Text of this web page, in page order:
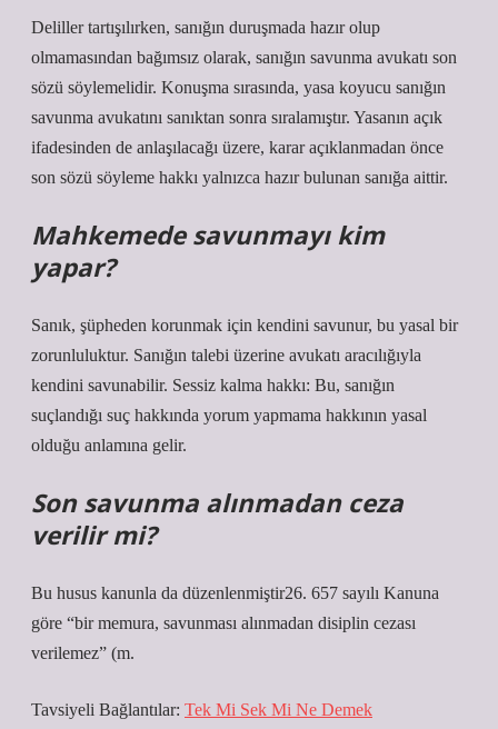
Deliller tartışılırken, sanığın duruşmada hazır olup
olmamasından bağımsız olarak, sanığın savunma avukatı son
sözü söylemelidir. Konuşma sırasında, yasa koyucu sanığın
savunma avukatını sanıktan sonra sıralamıştır. Yasanın açık
ifadesinden de anlaşılacağı üzere, karar açıklanmadan önce
son sözü söyleme hakkı yalnızca hazır bulunan sanığa aittir.
Mahkemede savunmayı kim
yapar?
Sanık, şüpheden korunmak için kendini savunur, bu yasal bir
zorunluluktur. Sanığın talebi üzerine avukatı aracılığıyla
kendini savunabilir. Sessiz kalma hakkı: Bu, sanığın
suçlandığı suç hakkında yorum yapmama hakkının yasal
olduğu anlamına gelir.
Son savunma alınmadan ceza
verilir mi?
Bu husus kanunla da düzenlenmiştir26. 657 sayılı Kanuna
göre “bir memura, savunması alınmadan disiplin cezası
verilemez” (m.
Tavsiyeli Bağlantılar: Tek Mi Sek Mi Ne Demek